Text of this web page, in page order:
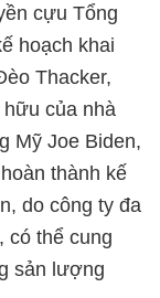
cựu Tổng
hoạch khai
Thacker,
của nhà
Mỹ Joe Biden,
thành kế
do công ty đa
có thể cung
sản lượng